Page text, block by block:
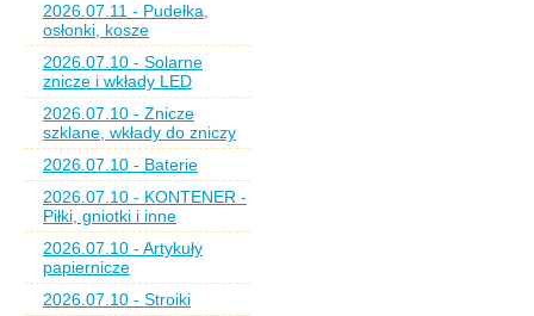
2026.07.11 - Pudełka,
osłonki, kosze
2026.07.10 - Solarne
znicze i wkłady LED
2026.07.10 - Znicze
szklane, wkłady do zniczy
2026.07.10 - Baterie
2026.07.10 - KONTENER -
Piłki, gniotki i inne
2026.07.10 - Artykuły
papiernicze
2026.07.10 - Stroiki